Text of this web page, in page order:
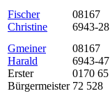
Fischer
Christine
08167
6943-28
Gmeiner
Harald
Erster
Bürgermeister
08167
6943-47
0170 65
72 528